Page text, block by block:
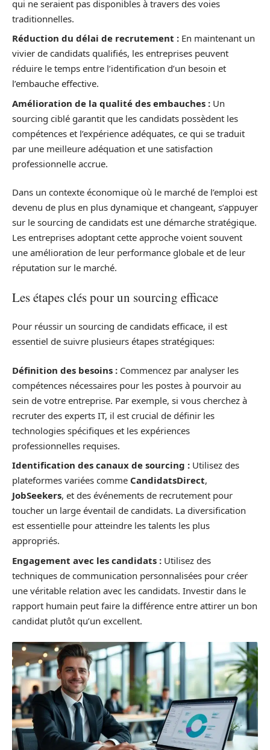
qui ne seraient pas disponibles à travers des voies
traditionnelles.
Réduction du délai de recrutement : En maintenant un
vivier de candidats qualifiés, les entreprises peuvent
réduire le temps entre l’identification d’un besoin et
l’embauche effective.
Amélioration de la qualité des embauches : Un
sourcing ciblé garantit que les candidats possèdent les
compétences et l’expérience adéquates, ce qui se traduit
par une meilleure adéquation et une satisfaction
professionnelle accrue.
Dans un contexte économique où le marché de l’emploi est
devenu de plus en plus dynamique et changeant, s’appuyer
sur le sourcing de candidats est une démarche stratégique.
Les entreprises adoptant cette approche voient souvent
une amélioration de leur performance globale et de leur
réputation sur le marché.
Les étapes clés pour un sourcing efficace
Pour réussir un sourcing de candidats efficace, il est
essentiel de suivre plusieurs étapes stratégiques:
Définition des besoins : Commencez par analyser les
compétences nécessaires pour les postes à pourvoir au
sein de votre entreprise. Par exemple, si vous cherchez à
recruter des experts IT, il est crucial de définir les
technologies spécifiques et les expériences
professionnelles requises.
Identification des canaux de sourcing : Utilisez des
plateformes variées comme CandidatsDirect,
JobSeekers, et des événements de recrutement pour
toucher un large éventail de candidats. La diversification
est essentielle pour atteindre les talents les plus
appropriés.
Engagement avec les candidats : Utilisez des
techniques de communication personnalisées pour créer
une véritable relation avec les candidats. Investir dans le
rapport humain peut faire la différence entre attirer un bon
candidat plutôt qu’un excellent.